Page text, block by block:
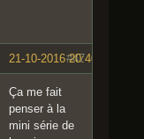
e.
#47
21-10-2016 20:40:55
Ça me fait
penser à la
mini série de